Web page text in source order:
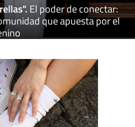
.El poder de conectar:
que apuesta por el